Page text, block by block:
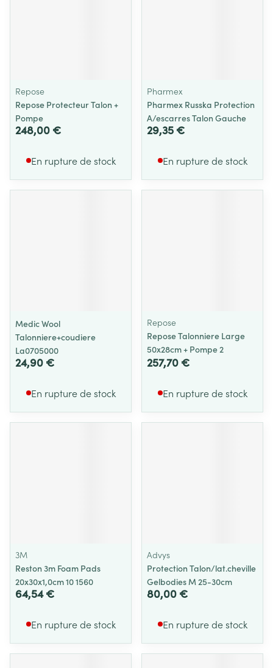
Repose
Repose Protecteur Talon +
Pompe
248,00 €
En rupture de stock
Pharmex
Pharmex Russka Protection
A/escarres Talon Gauche
29,35 €
En rupture de stock
Medic Wool
Talonniere+coudiere
La0705000
24,90 €
En rupture de stock
Repose
Repose Talonniere Large
50x28cm + Pompe 2
257,70 €
En rupture de stock
3M
Reston 3m Foam Pads
20x30x1,0cm 10 1560
64,54 €
En rupture de stock
Advys
Protection Talon/lat.cheville
Gelbodies M 25-30cm
80,00 €
En rupture de stock